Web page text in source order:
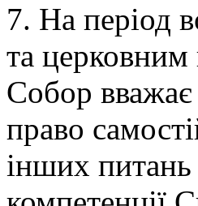
7. На період
та церковним
Собор вважає
право
інших